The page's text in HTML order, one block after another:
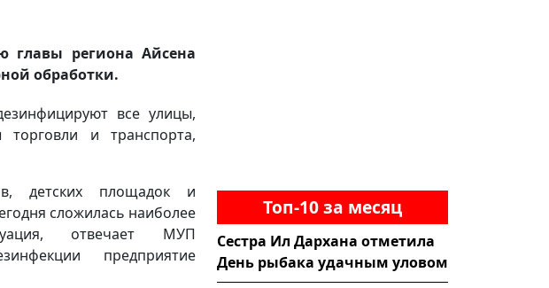
главы региона Айсена
обработки.
все улицы,
торговли и транспорта,
детских площадок и
сложилась наиболее
отвечает МУП
предприятие
Топ-10 за месяц
Сестра Ил Дархана отметила
День рыбака удачным уловом